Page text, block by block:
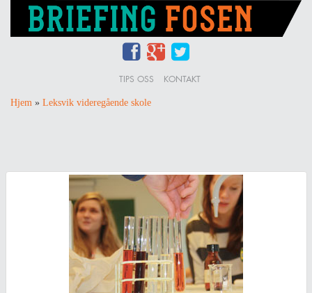
TIPS OSS KONTAKT
Hjem » Leksvik videregående skole